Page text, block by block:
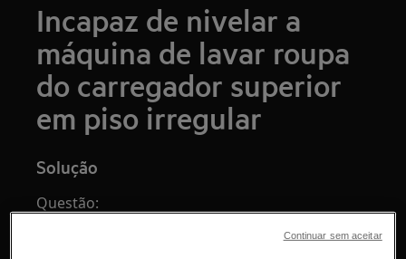
Incapaz de nivelar a
máquina de lavar roupa
do carregador superior
em piso irregular
Solução
Questão:
Incapaz de nivelar a máquina de lavarContinuar sem aceitar